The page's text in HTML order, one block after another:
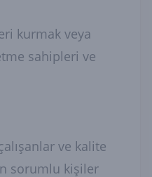
kurmak veya
sahipleri ve
ve kalite
sorumlu kişiler